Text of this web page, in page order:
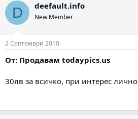
D deefault.info
New Member
2 Септември 2010
От: Продавам todaypics.us
30лв за всичко, при интерес лично